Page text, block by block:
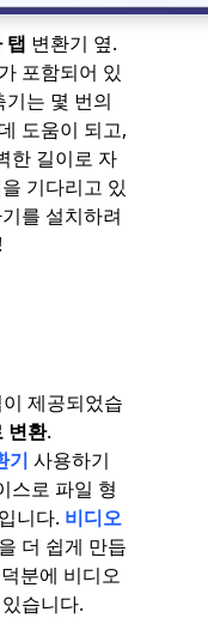
탭 변환기 옆.
포함되어 있
는 몇 번의
도움이 되고,
한 길이로 자
기다리고 있
를 설치하려
제공되었습
변환.
기 사용하기
스로 파일 형
니다. 비디오
더 쉽게 만듭
분에 비디오
습니다.